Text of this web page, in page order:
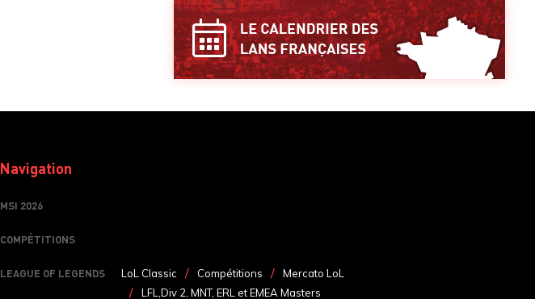
Navigation
MSI 2026
COMPÉTITIONS
LEAGUE OF LEGENDS LoL Classic Compétitions
Mercato LoL
LFL,Div 2, MNT, ERL et EMEA Masters